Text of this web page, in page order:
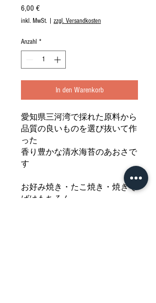
6,00 €Preis
inkl. MwSt. zzgl. Versandkosten
Anzahl *
In den Warenkorb
愛知県三河湾で採れた原料から
品質の良いものを選び抜いて作
った
香り豊かな清水海苔のあおさで
す
お好み焼き・たこ焼き・焼きそ
ばはもちろん